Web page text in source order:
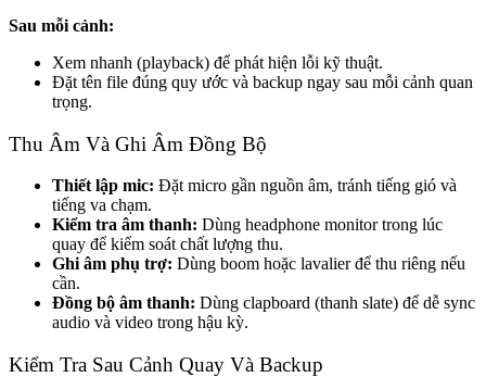
Sau mỗi cảnh:
Xem nhanh (playback) để phát hiện lỗi kỹ thuật.
Đặt tên file đúng quy ước và backup ngay sau mỗi cảnh quan
trọng.
Thu Âm Và Ghi Âm Đồng Bộ
Thiết lập mic: Đặt micro gần nguồn âm, tránh tiếng gió và
tiếng va chạm.
Kiểm tra âm thanh: Dùng headphone monitor trong lúc
quay để kiểm soát chất lượng thu.
Ghi âm phụ trợ: Dùng boom hoặc lavalier để thu riêng nếu
cần.
Đồng bộ âm thanh: Dùng clapboard (thanh slate) để dễ sync
audio và video trong hậu kỳ.
Kiểm Tra Sau Cảnh Quay Và Backup